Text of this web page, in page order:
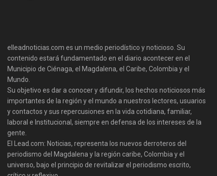
elleadnoticias.com es un medio periodístico y noticioso. Su
contenido estará fundamentado en el diario acontecer en el
Municipio de Ciénaga, el Magdalena, el Caribe, Colombia y el
Mundo.
Su objetivo es dar a conocer y difundir, los hechos noticiosos más
importantes de la región y el mundo a nuestros lectores, usuarios
y contactos y sus repercusiones en la vida cotidiana, familiar,
laboral e Institucional, siempre en defensa de los intereses de la
gente.
El Lead.com: Noticias, representa los nuevos derroteros del
periodismo del Magdalena y la región caribe, Colombia y el
universo, bajo el principio de revitalizar el periodismo escrito,